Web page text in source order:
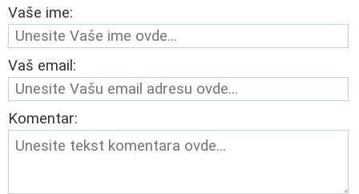
Vaše ime:
Vaš email:
Komentar: